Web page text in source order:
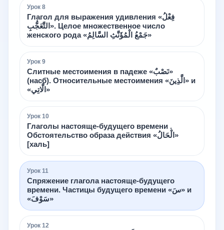
Урок 8
Глагол для выражения удивления «فِعْلُ
التَّعَجُّبِ». Целое множественное число
женского рода «جَمْعُ الْمُؤَنَّثِ السَّالِمُ»
Урок 9
Слитные местоимения в падеже «نَصْبٌ»
(насб). Относительные местоимения «الَّذِينَ» и
«الَّاتِي»
Урок 10
Глаголы настояще-будущего времени .
Обстоятельство образа действия «الْحَالُ»
[халь]
Урок 11
Спряжение глагола настояще-будущего
времени. Частицы будущего времени «سَ» и
«سَوْفَ»
Урок 12